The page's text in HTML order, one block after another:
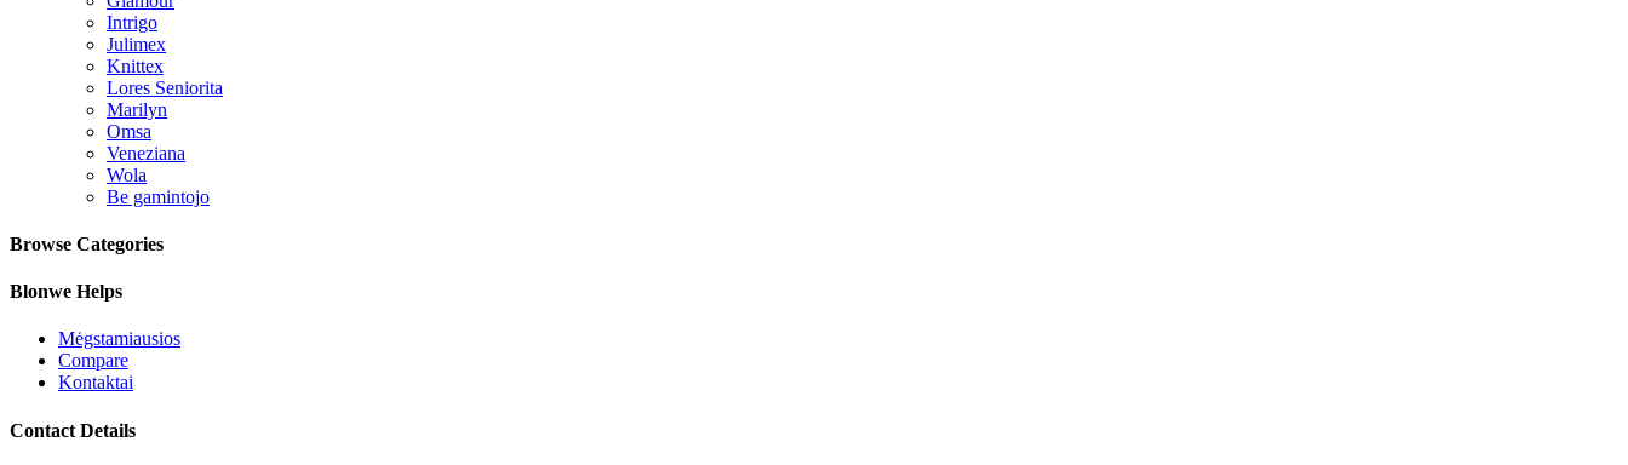
Intrigo
Julimex
Knittex
Lores Seniorita
Marilyn
Omsa
Veneziana
Wola
Be gamintojo
Browse Categories
Blonwe Helps
Mėgstamiausios
Compare
Kontaktai
Contact Details